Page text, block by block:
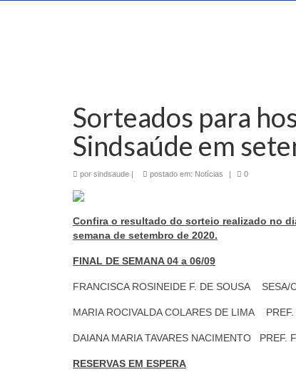
Sorteados para
Sindsaúde em
por sindsaude | postado em: Notícias | 0
Confira o resultado do sorteio realizado no
semana de setembro de 2020.
FINAL DE SEMANA 04 a 06/09
FRANCISCA ROSINEIDE F. DE SOUSA
MARIA ROCIVALDA COLARES DE LIMA
DAIANA MARIA TAVARES NACIMENTO
RESERVAS EM ESPERA